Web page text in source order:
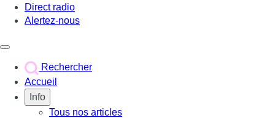
Direct radio
Alertez-nous
Rechercher
Accueil
Info
Tous nos articles